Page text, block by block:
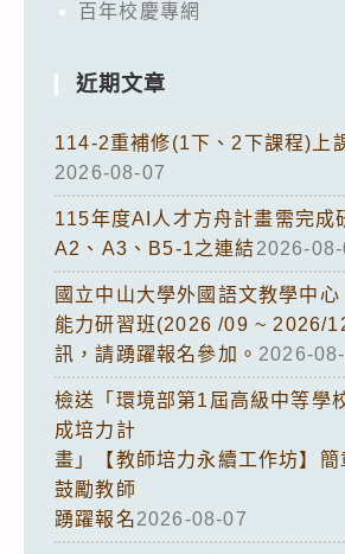
百年校慶專網
近期文章
114-2重補修(1下、2下課程)上
2026-08-07
115年度AI人才方舟計畫需完成
A2、A3、B5-1之連結2026-08-
國立中山大學外國語文教學中
能力研習班(2026 /09 ~ 2026/
訊，請踴躍報名參加。 2026-
檢送「環境部第1屆高級中等學
成培力計
畫」【教師培力永續工作坊】
鼓勵教師
踴躍報名2026-08-07